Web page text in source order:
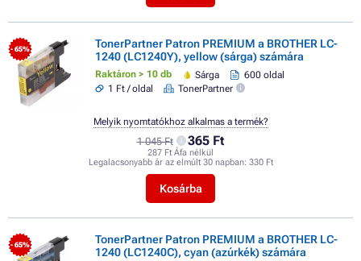
- 65%
TonerPartner Patron PREMIUM a BROTHER LC-
1240 (LC1240Y), yellow (sárga) számára
Raktáron > 10 db Sárga
600 oldal
1 Ft / oldal
TonerPartner
1 045 Ft 365 Ft
287 Ft Áfa nélkül
Legalacsonyabb ár az elmúlt 30 napban: 330 Ft
Kosárba
Melyik nyomtatókhoz alkalmas a termék?
- 65%
TonerPartner Patron PREMIUM a BROTHER LC-
1240 (LC1240C), cyan (azúrkék) számára